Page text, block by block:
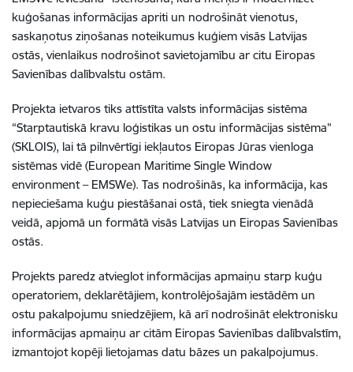
kuģošanas informācijas apriti un nodrošināt vienotus,
saskaņotus ziņošanas noteikumus kuģiem visās Latvijas
ostās, vienlaikus nodrošinot savietojamību ar citu Eiropas
Savienības dalībvalstu ostām.
Projekta ietvaros tiks attīstīta valsts informācijas sistēma
“Starptautiskā kravu loģistikas un ostu informācijas sistēma”
(SKLOIS), lai tā pilnvērtīgi iekļautos Eiropas Jūras vienloga
sistēmas vidē (European Maritime Single Window
environment – EMSWe). Tas nodrošinās, ka informācija, kas
nepieciešama kuģu piestāšanai ostā, tiek sniegta vienādā
veidā, apjomā un formātā visās Latvijas un Eiropas Savienības
ostās.
Projekts paredz atvieglot informācijas apmaiņu starp kuģu
operatoriem, deklarētājiem, kontrolējošajām iestādēm un
ostu pakalpojumu sniedzējiem, kā arī nodrošināt elektronisku
informācijas apmaiņu ar citām Eiropas Savienības dalībvalstīm,
izmantojot kopēji lietojamas datu bāzes un pakalpojumus.